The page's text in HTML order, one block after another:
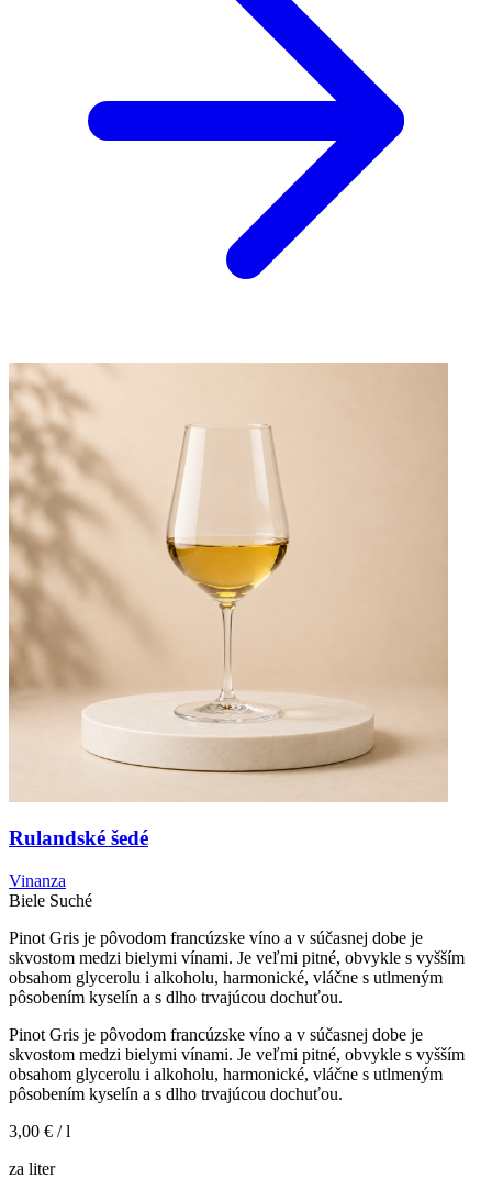
Rulandské šedé
Vinanza
Biele Suché
Pinot Gris je pôvodom francúzske víno a v súčasnej dobe je
skvostom medzi bielymi vínami. Je veľmi pitné, obvykle s vyšším
obsahom glycerolu i alkoholu, harmonické, vláčne s utlmeným
pôsobením kyselín a s dlho trvajúcou dochuťou.
Pinot Gris je pôvodom francúzske víno a v súčasnej dobe je
skvostom medzi bielymi vínami. Je veľmi pitné, obvykle s vyšším
obsahom glycerolu i alkoholu, harmonické, vláčne s utlmeným
pôsobením kyselín a s dlho trvajúcou dochuťou.
3,00 € / l
za liter